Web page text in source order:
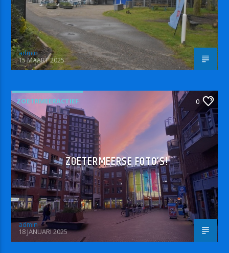
admin
15 MAART 2025
ZOETRMEERACTIEF 0
ZOETERMEERSE FOTO’S!
admin
18 JANUARI 2025